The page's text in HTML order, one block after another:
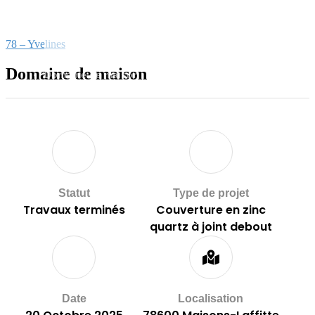
Domaine de maison
78 – Yvelines
Domaine de maison
Statut
Travaux terminés
Type de projet
Couverture en zinc
quartz à joint debout
Date Localisation